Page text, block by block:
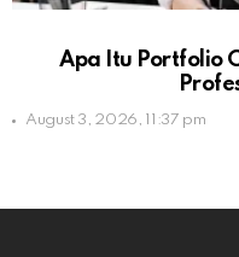
Apa Itu Portfolio
August 3, 2026, 11:37 pm